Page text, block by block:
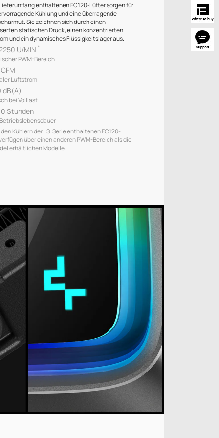
enthaltenen FC120-Lüfter sorgen für
Kühlung und eine überragende
Sie zeichnen sich durch einen
statischen Druck, einen konzentrierten
und ein dynamisches Flüssigkeitslager aus.
U/MIN *
PWM-Bereich
Luftstrom
dB(A)
bei Volllast
Stunden
den Kühlern der LS-Serie enthaltenen FC120-
über einen anderen PWM-Bereich als die
erhältlichen Modelle.